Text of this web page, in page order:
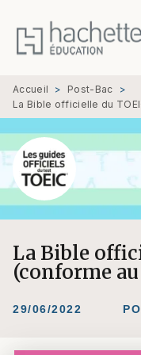
MENU
PIED DE PAGE
Accueil > Post-Bac
>
La Bible officielle du
La Bible
(conforme
29/06/2022